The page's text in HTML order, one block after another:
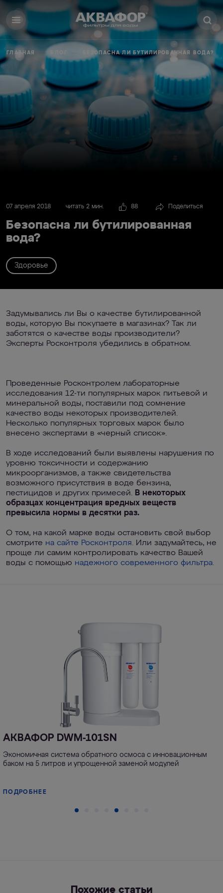
ГЛАВНАЯ БЕЗОПАСНА ЛИ БУТИЛИРОВАННАЯ ВОДА?
07 апреля 2018 читать 2 мин. 88 Поделиться
Безопасна ли бутилированная
вода?
Здоровье
Задумывались ли Вы о качестве бутилированной
воды, которую Вы покупаете в магазинах? Так ли
заботятся о качестве воды производители?
Эксперты Росконтроля убедились в обратном.
Проведенные Росконтролем лабораторные
исследования 12-ти популярных марок питьевой и
минеральной воды, поставили под сомнение
качество воды некоторых производителей.
Несколько популярных торговых марок было
внесено экспертами в «черный список».
В ходе исследований были выявлены нарушения по
уровню токсичности и содержанию
микроорганизмов, а также свидетельства
возможного присутствия в воде бензина,
пестицидов и других примесей. В некоторых
образцах концентрация вредных веществ
превысила нормы в десятки раз.
О том, на какой марке воды остановить свой выбор
смотрите на сайте Росконтроля. Или задумайтесь, не
проще ли самим контролировать качество Вашей
воды с помощью надежного современного фильтра.
АКВАФОР DWM-101SN
Экономичная система обратного осмоса с инновационным
баком на 5 литров и упрощенной заменой модулей
ПОДРОБНЕЕ
Похожие статьи